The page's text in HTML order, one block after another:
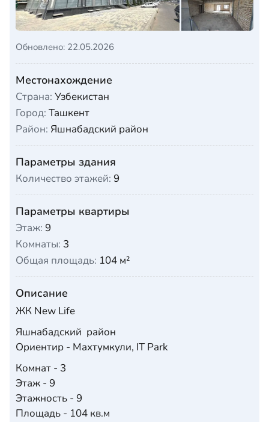
Обновлено: 22.05.2026
Местонахождение
Страна: Узбекистан
Город: Ташкент
Район: Яшнабадский район
Параметры здания
Количество этажей: 9
Параметры квартиры
Этаж: 9
Комнаты: 3
Общая площадь: 104 м²
Описание
ЖК New Life
Яшнабадский район
Ориентир - Махтумкули, IT Park
Комнат - 3
Этаж - 9
Этажность - 9
Площадь - 104 кв.м